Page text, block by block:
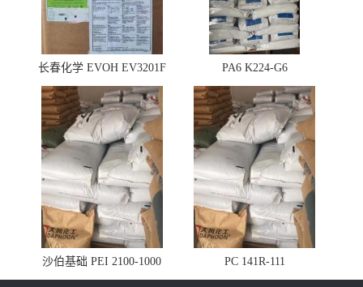
长春化学 EVOH EV3201F PA6 K224-G6
沙伯基础 PEI 2100-1000 PC 141R-111